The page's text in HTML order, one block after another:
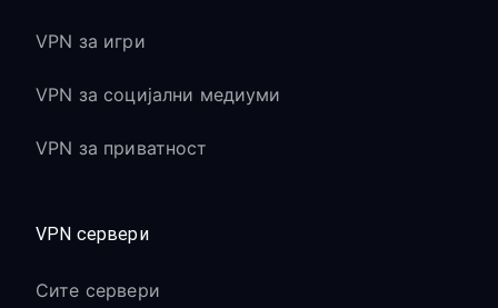
VPN за игри
VPN за социјални медиуми
VPN за приватност
VPN сервери
Сите сервери